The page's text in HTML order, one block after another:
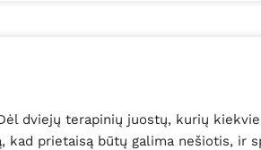
dviejų terapinių juostų, kurių
kad prietaisą būtų galima nešiotis, ir